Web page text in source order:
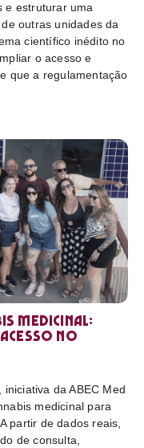
e estruturar uma
outras unidades da
científico inédito no
o acesso e
que a regulamentação
medicinal:
acesso no
da ABEC Med
medicinal para
partir de dados reais,
de consulta,